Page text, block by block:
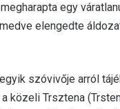
egy
elengedte
szóvivője arról
közeli Trsztena